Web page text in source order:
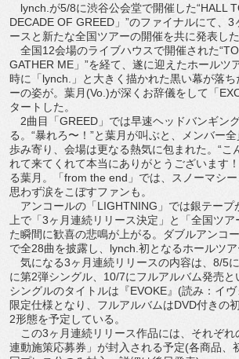
lynch.が5/8に渋谷公会堂で開催した“HALL
DECADE OF GREED」”のファイナルにて、3
ースと新たな全国ツアーの開催を共に発表した
全国12会場のライブハウスで開催された
GATHER ME」”を経て、遂に迎えたホールツ
時に「lynch.」と大きく描かれた黒い幕が落
ーの姿が。葉月(Vo.)が深くお辞儀をして「
タートした。
2曲目「GREED」では早速ヘッドバンギン
る。“暴れろ〜！”と葉月が叫ぶと、メンバー
歩み寄り、会場は更なる熱気に包まれた。“こ
れて来てくれて本当にありがとうございます
る葉月。「from the end」では、スノーマシ
思わず涙をこぼすファンも。
アンコールの「LIGHTNING」では銀テープ
上で「3ヶ月連続リリース決定」と「全国ツ
た瞬間に歓喜の悲鳴が上がる。ダブルアンコ
で全28曲を披露し、lynch.初となるホールツア
気になる3ヶ月連続リリースの内容は、8/5
に第2弾シングル、10/7にフルアルバム発売
シングルのタイトルは『EVOKE』(読み：イ
限定仕様となり、フルアルバムはDVD付きの
2形態を予定している。
この3ヶ月連続リリース作品には、それぞれ
連動施策応募券」が封入される予定(各商品、